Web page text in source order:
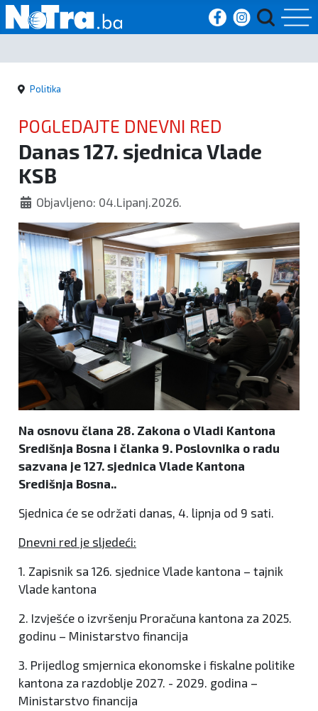
Početna
Vijesti
Sport
Kultura
Crna
kronika
Politika
Zanimljivosti
Politika
POGLEDAJTE DNEVNI RED
Danas 127. sjednica Vlade
KSB
Objavljeno: 04.Lipanj.2026.
Na osnovu člana 28. Zakona o Vladi Kantona
Središnja Bosna i članka 9. Poslovnika o radu
sazvana je 127. sjednica Vlade Kantona
Središnja Bosna..
Sjednica će se održati danas, 4. lipnja od 9 sati.
Dnevni red je sljedeći:
1. Zapisnik sa 126. sjednice Vlade kantona – tajnik
Vlade kantona
2. Izvješće o izvršenju Proračuna kantona za 2025.
godinu – Ministarstvo financija
3. Prijedlog smjernica ekonomske i fiskalne politike
kantona za razdoblje 2027. - 2029. godina –
Ministarstvo financija